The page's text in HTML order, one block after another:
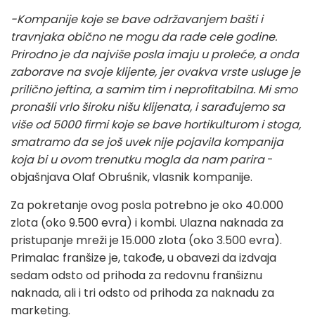
-Kompanije koje se bave održavanjem bašti i
travnjaka obično ne mogu da rade cele godine.
Prirodno je da najviše posla imaju u proleće, a onda
zaborave na svoje klijente, jer ovakva vrste usluge je
prilično jeftina, a samim tim i neprofitabilna. Mi smo
pronašli vrlo široku nišu klijenata, i sarađujemo sa
više od 5000 firmi koje se bave hortikulturom i stoga,
smatramo da se još uvek nije pojavila kompanija
koja bi u ovom trenutku mogla da nam parira-
objašnjava Olaf Obruśnik, vlasnik kompanije.
Za pokretanje ovog posla potrebno je oko 40.000
zlota (oko 9.500 evra) i kombi. Ulazna naknada za
pristupanje mreži je 15.000 zlota (oko 3.500 evra).
Primalac franšize je, takođe, u obavezi da izdvaja
sedam odsto od prihoda za redovnu franšiznu
naknada, ali i tri odsto od prihoda za naknadu za
marketing.